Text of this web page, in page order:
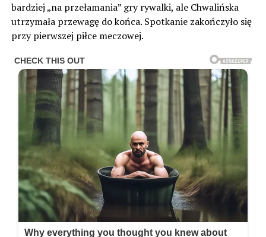
bardziej „na przełamania” gry rywalki, ale Chwalińska
utrzymała przewagę do końca. Spotkanie zakończyło się
przy pierwszej piłce meczowej.